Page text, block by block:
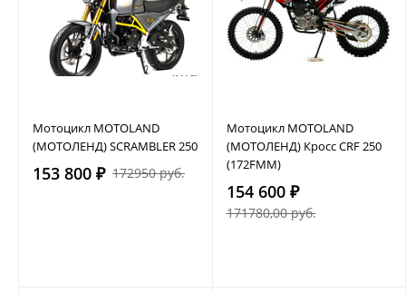
Мотоцикл MOTOLAND
(МОТОЛЕНД) SCRAMBLER 250
153 800 ₽ 172950 руб.
Мотоцикл MOTOLAND
(МОТОЛЕНД) Кросс CRF 250
(172FMM)
154 600 ₽
171780,00 руб.